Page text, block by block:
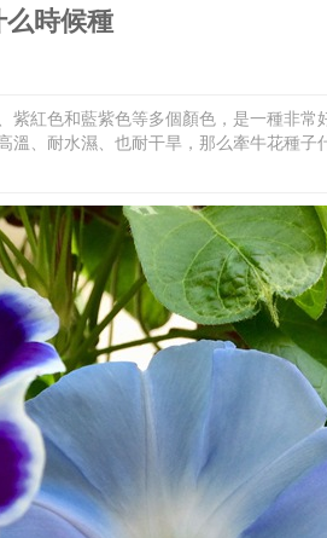
時候種
紫紅色和藍紫色等多個顏色，是一種非常
、耐水濕、也耐干旱，那么牽牛花種子